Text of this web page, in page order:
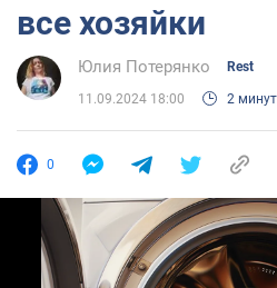
все хозяйки
Юлия Потерянко Rest
11.09.2024 18:00 2
0